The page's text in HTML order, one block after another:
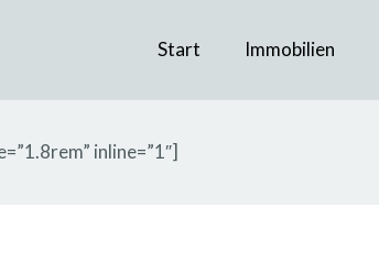
Start Immobilien
inline=”1″]